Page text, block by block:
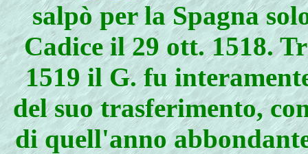
salpò per la Spagna
Cadice il 29 ott. 1518.
1519 il G. fu
del suo trasferimento,
di quell'anno